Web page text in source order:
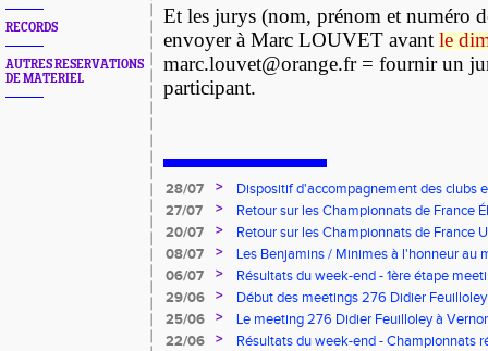
RECORDS
AUTRES RESERVATIONS
DE MATERIEL
Et les jurys (nom, prénom et numéro
envoyer à Marc LOUVET avant le
marc.louvet@orange.fr = fournir un
participant.
28/07 >
Dispositif d'accompagnement des clubs
pour l'embauche de volontaires au
27/07 >
Retour sur les Championnats de France
20/07
>
Retour sur les Championnats de France
08/07
>
Les Benjamins / Minimes à l'honneur au
06/07
>
Résultats du week-end - 1ère étape
Pointes d'Or - Pré-France CJESM
29/06 >
Début des meetings 276 Didier Feuilloley
25/06
>
Le meeting 276 Didier Feuilloley à
22/06
>
Résultats du week-end - Championnats